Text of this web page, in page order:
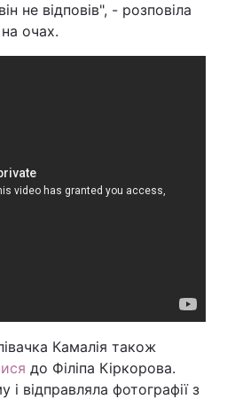
не відповів", - розповіла
очах.
Камалія також
до Філіпа Кіркорова.
відправляла фотографії з